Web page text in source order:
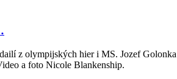
z olympijských hier i MS. Jozef
a foto Nicole Blankenship.